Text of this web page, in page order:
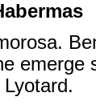
emerge